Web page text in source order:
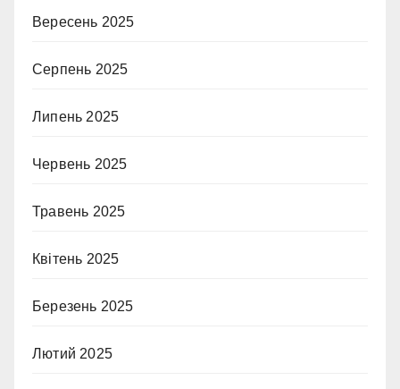
Вересень 2025
Серпень 2025
Липень 2025
Червень 2025
Травень 2025
Квітень 2025
Березень 2025
Лютий 2025